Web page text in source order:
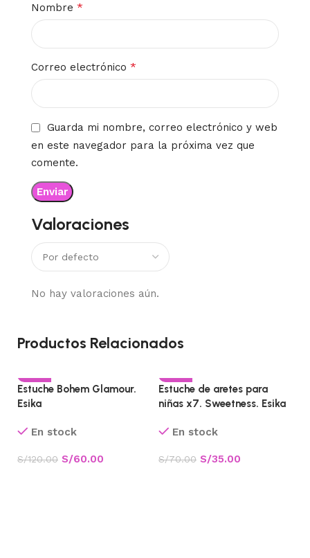
Valoraciones
No hay valoraciones aún.
Nombre *
Correo electrónico *
Guarda mi nombre, correo electrónico y web
en este navegador para la próxima vez que
comente.
Productos Relacionados
-50%
Estuche Bohem Glamour.
Esika
En stock
S/120.00 S/60.00
-50%
Estuche de aretes para
niñas x7. Sweetness. Esika
En stock
S/70.00 S/35.00